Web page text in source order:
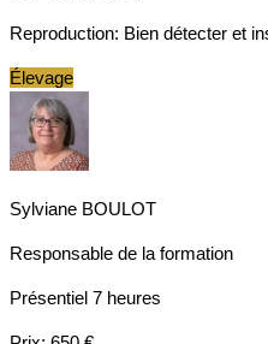
Reproduction: Bien détecter et
Élevage
Sylviane BOULOT
Responsable de la formation
Présentiel 7 heures